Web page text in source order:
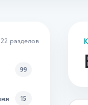
22 разделов
99
15